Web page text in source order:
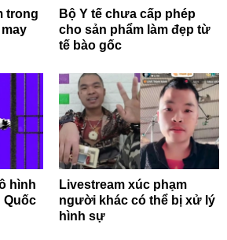
trong
Bộ Y tế chưa cấp phép
cho sản phẩm làm đẹp từ
tế bào gốc
hình
Quốc
Livestream xúc phạm
người khác có thể bị xử lý
hình sự